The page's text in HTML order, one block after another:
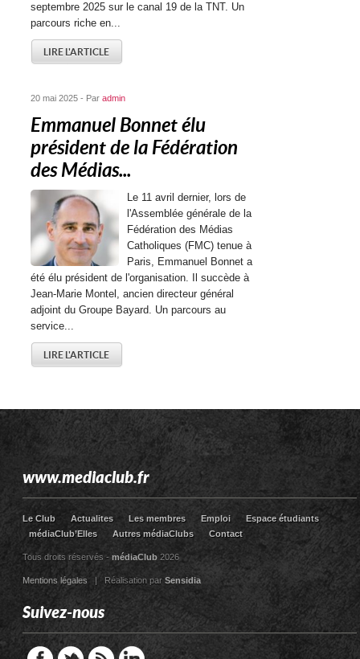
septembre 2025 sur le canal 19 de la TNT. Un
parcours riche en...
LIRE L'ARTICLE
20 mai 2025 - Paradmin
Emmanuel Bonnet élu
président de la Fédération
des Médias...
Le 11 avril dernier, lors de
l'Assemblée générale de la
Fédération des Médias
Catholiques (FMC) tenue à
Paris, Emmanuel Bonnet a
été élu président de l'organisation. Il succède à
Jean-Marie Montel, ancien directeur général
adjoint du Groupe Bayard. Un parcours au
service...
LIRE L'ARTICLE
www.mediaclub.fr
Le Club Actualites Les membres Emploi
Espace étudiants
médiaClub’Elles
Autres médiaClubs Contact
Tous droits réservés -médiaClub 2026
Mentions légales| Réalisation parSensidia
Suivez-nous